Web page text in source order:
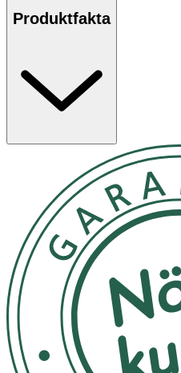
Användning & Dosering
- Om du behandlas med
genomgå operation,
- Överskrid inte
- Kosttillskott ersätter inte
kombineras med en
en hälsosam livsstil.
- Försvaras oåtkomligt för
rumstemperatur och ej i
INNEHÅLLSDEKLARATION
Produktfakta